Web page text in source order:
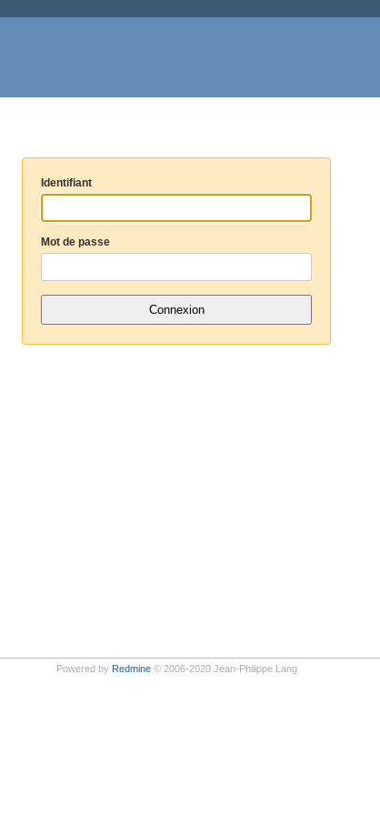
Identifiant
Mot de passe
Powered by Redmine© 2006-2020 Jean-Philippe Lang